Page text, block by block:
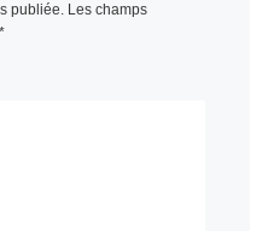
publiée. Les champs
*